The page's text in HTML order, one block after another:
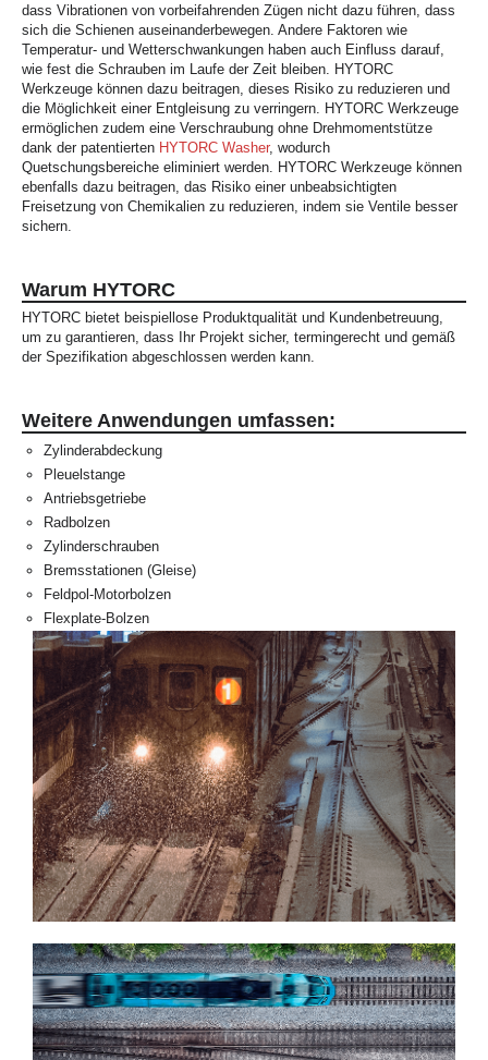
dass Vibrationen von vorbeifahrenden Zügen nicht dazu führen, dass
sich die Schienen auseinanderbewegen. Andere Faktoren wie
Temperatur- und Wetterschwankungen haben auch Einfluss darauf,
wie fest die Schrauben im Laufe der Zeit bleiben. HYTORC
Werkzeuge können dazu beitragen, dieses Risiko zu reduzieren und
die Möglichkeit einer Entgleisung zu verringern. HYTORC Werkzeuge
ermöglichen zudem eine Verschraubung ohne Drehmomentstütze
dank der patentierten HYTORC Washer, wodurch
Quetschungsbereiche eliminiert werden. HYTORC Werkzeuge können
ebenfalls dazu beitragen, das Risiko einer unbeabsichtigten
Freisetzung von Chemikalien zu reduzieren, indem sie Ventile besser
sichern.
Warum HYTORC
HYTORC bietet beispiellose Produktqualität und Kundenbetreuung,
um zu garantieren, dass Ihr Projekt sicher, termingerecht und gemäß
der Spezifikation abgeschlossen werden kann.
Weitere Anwendungen umfassen:
Zylinderabdeckung
Pleuelstange
Antriebsgetriebe
Radbolzen
Zylinderschrauben
Bremsstationen (Gleise)
Feldpol-Motorbolzen
Flexplate-Bolzen